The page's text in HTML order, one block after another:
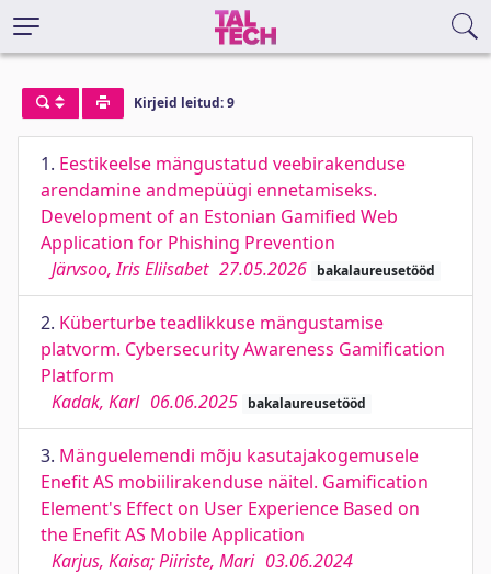
Kirjeid leitud: 9
1. Eestikeelse mängustatud veebirakenduse
arendamine andmepüügi ennetamiseks.
Development of an Estonian Gamified Web
Application for Phishing Prevention
Järvsoo, Iris Eliisabet 27.05.2026 bakalaureusetööd
2. Küberturbe teadlikkuse mängustamise
platvorm. Cybersecurity Awareness Gamification
Platform
Kadak, Karl 06.06.2025 bakalaureusetööd
3. Mänguelemendi mõju kasutajakogemusele
Enefit AS mobiilirakenduse näitel. Gamification
Element's Effect on User Experience Based on
the Enefit AS Mobile Application
Karjus, Kaisa; Piiriste, Mari 03.06.2024